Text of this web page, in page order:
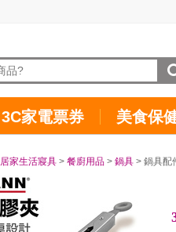
3C家電票券 美食保
居家生活寢具 > 餐廚用品 > 鍋具 > 鍋具配